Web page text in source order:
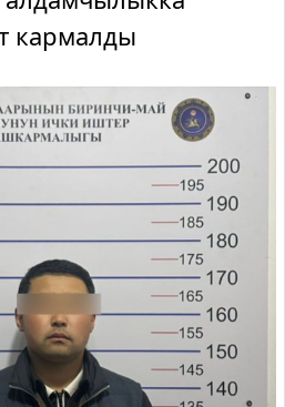
кармалды